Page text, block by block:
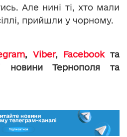
Але нині ті, хто мали
прийшли у чорному.
, Viber, Facebookта
новини Тернополя та